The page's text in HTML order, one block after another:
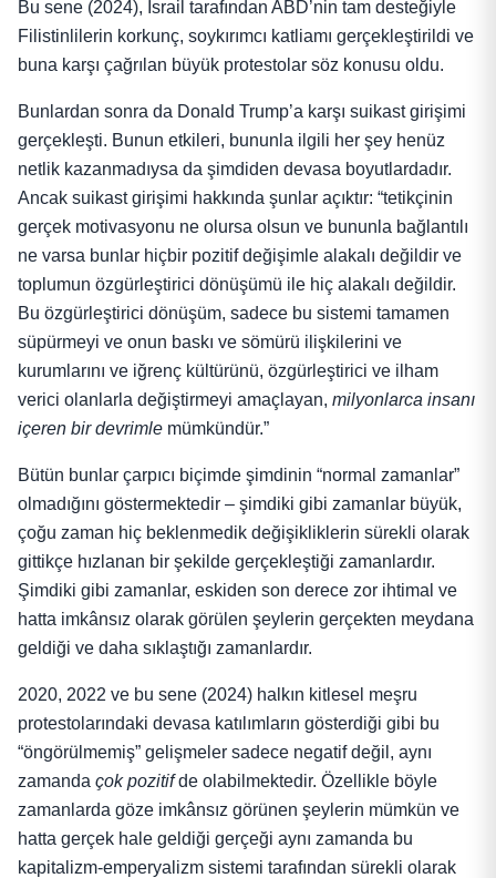
Bu sene (2024), İsrail tarafından ABD’nin tam desteğiyle
Filistinlilerin korkunç, soykırımcı katliamı gerçekleştirildi ve
buna karşı çağrılan büyük protestolar söz konusu oldu.
Bunlardan sonra da Donald Trump’a karşı suikast girişimi
gerçekleşti. Bunun etkileri, bununla ilgili her şey henüz
netlik kazanmadıysa da şimdiden devasa boyutlardadır.
Ancak suikast girişimi hakkında şunlar açıktır: “tetikçinin
gerçek motivasyonu ne olursa olsun ve bununla bağlantılı
ne varsa bunlar hiçbir pozitif değişimle alakalı değildir ve
toplumun özgürleştirici dönüşümü ile hiç alakalı değildir.
Bu özgürleştirici dönüşüm, sadece bu sistemi tamamen
süpürmeyi ve onun baskı ve sömürü ilişkilerini ve
kurumlarını ve iğrenç kültürünü, özgürleştirici ve ilham
verici olanlarla değiştirmeyi amaçlayan, milyonlarca insanı
içeren bir devrimle mümkündür.”
Bütün bunlar çarpıcı biçimde şimdinin “normal zamanlar”
olmadığını göstermektedir – şimdiki gibi zamanlar büyük,
çoğu zaman hiç beklenmedik değişikliklerin sürekli olarak
gittikçe hızlanan bir şekilde gerçekleştiği zamanlardır.
Şimdiki gibi zamanlar, eskiden son derece zor ihtimal ve
hatta imkânsız olarak görülen şeylerin gerçekten meydana
geldiği ve daha sıklaştığı zamanlardır.
2020, 2022 ve bu sene (2024) halkın kitlesel meşru
protestolarındaki devasa katılımların gösterdiği gibi bu
“öngörülmemiş” gelişmeler sadece negatif değil, aynı
zamanda çok pozitifde olabilmektedir. Özellikle böyle
zamanlarda göze imkânsız görünen şeylerin mümkün ve
hatta gerçek hale geldiği gerçeği aynı zamanda bu
kapitalizm-emperyalizm sistemi tarafından sürekli olarak